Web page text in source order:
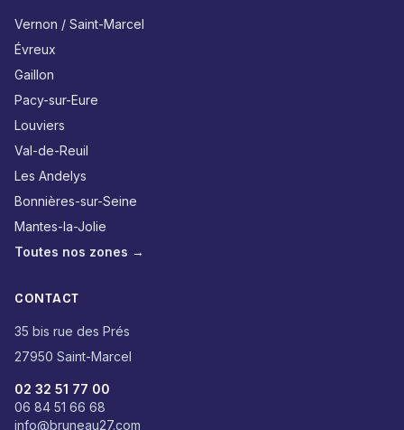
Vernon / Saint-Marcel
Évreux
Gaillon
Pacy-sur-Eure
Louviers
Val-de-Reuil
Les Andelys
Bonnières-sur-Seine
Mantes-la-Jolie
Toutes nos zones →
CONTACT
35 bis rue des Prés
27950 Saint-Marcel
02 32 51 77 00
06 84 51 66 68
info@bruneau27.com